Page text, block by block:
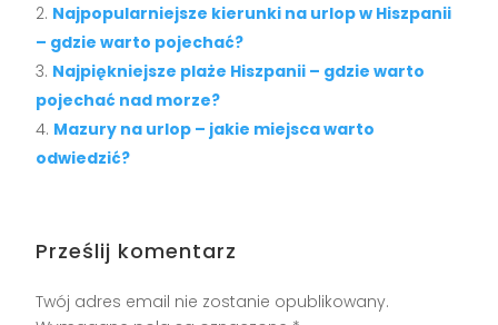
Najpopularniejsze kierunki na urlop w Hiszpanii
– gdzie warto pojechać?
Najpiękniejsze plaże Hiszpanii – gdzie warto
pojechać nad morze?
Mazury na urlop – jakie miejsca warto
odwiedzić?
Prześlij komentarz
Twój adres email nie zostanie opublikowany.